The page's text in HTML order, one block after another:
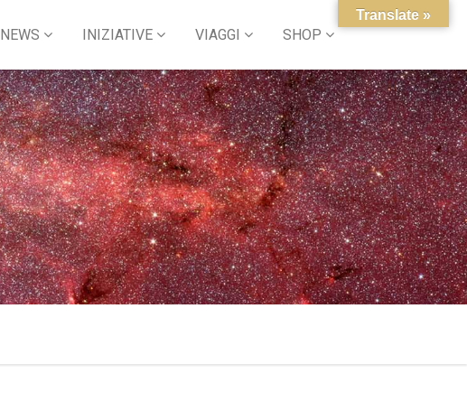
NEWS INIZIATIVE VIAGGI SHOP
Translate »